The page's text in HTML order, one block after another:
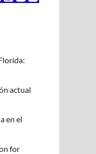
actual
en el
for